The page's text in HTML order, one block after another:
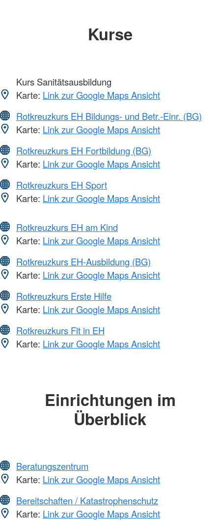
Kurse
Kurs Sanitätsausbildung
Karte: Link zur Google Maps Ansicht
Rotkreuzkurs EH Bildungs- und Betr.-Einr. (BG)
Karte: Link zur Google Maps Ansicht
Rotkreuzkurs EH Fortbildung (BG)
Karte: Link zur Google Maps Ansicht
Rotkreuzkurs EH Sport
Karte: Link zur Google Maps Ansicht
Rotkreuzkurs EH am Kind
Karte: Link zur Google Maps Ansicht
Rotkreuzkurs EH-Ausbildung (BG)
Karte: Link zur Google Maps Ansicht
Rotkreuzkurs Erste Hilfe
Karte: Link zur Google Maps Ansicht
Rotkreuzkurs Fit in EH
Karte: Link zur Google Maps Ansicht
Einrichtungen im
Überblick
Beratungszentrum
Karte: Link zur Google Maps Ansicht
Bereitschaften / Katastrophenschutz
Karte: Link zur Google Maps Ansicht